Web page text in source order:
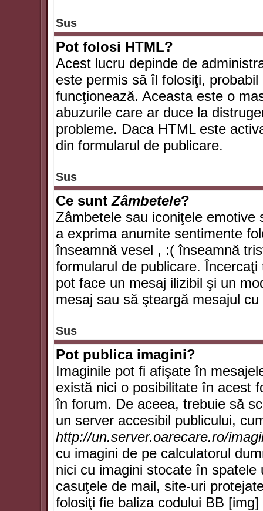
Sus
Pot folosi HTML?
Acest lucru depinde de
este permis să îl folosiţi,
funcţionează. Aceasta este o
abuzurile care ar duce la
probleme. Daca HTML este
din formularul de publicare.
Sus
Ce suntZâmbetele?
Zâmbetele sau iconiţele
a exprima anumite sentimente
înseamnă vesel , :( înseamnă
formularul de publicare.
pot face un mesaj ilizibil şi un
mesaj sau să şteargă mesajul cu
Sus
Pot publica imagini?
Imaginile pot fi afişate în
există nici o posibilitate în acest
în forum. De aceea, trebuie să
un server accesibil publicului,
http://un.server.oarecare.ro/
cu imagini de pe calculatorul
nici cu imagini stocate în
casuţele de mail, site-uri
folosiţi fie baliza codului BB